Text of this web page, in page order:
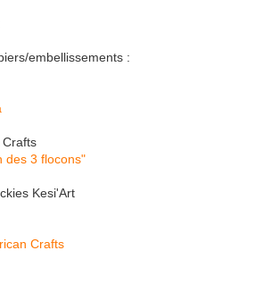
embellissements :
des 3 flocons"
Kesi'Art
Crafts